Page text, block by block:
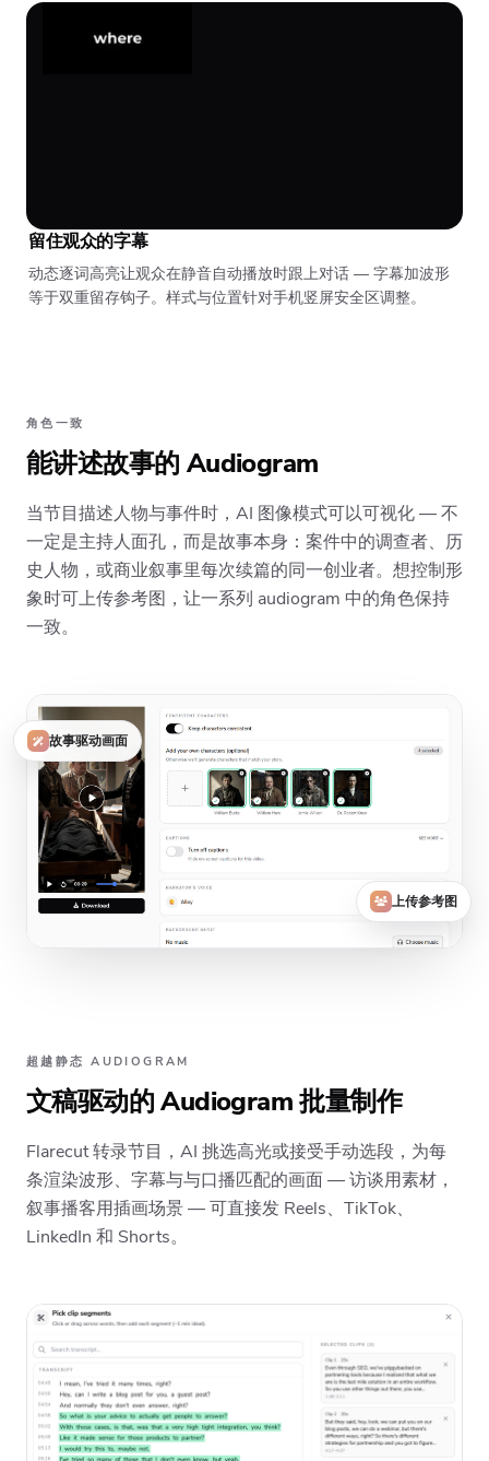
留住观众的字幕
动态逐词高亮让观众在静音自动播放时跟上对话 — 字幕加波形
等于双重留存钩子。样式与位置针对手机竖屏安全区调整。
角色一致
能讲述故事的 Audiogram
当节目描述人物与事件时，AI 图像模式可以可视化 — 不
一定是主持人面孔，而是故事本身：案件中的调查者、历
史人物，或商业叙事里每次续篇的同一创业者。想控制形
象时可上传参考图，让一系列 audiogram 中的角色保持
一致。
故事驱动画面
上传参考图
超越静态 AUDIOGRAM
文稿驱动的 Audiogram 批量制作
Flarecut 转录节目，AI 挑选高光或接受手动选段，为每
条渲染波形、字幕与与口播匹配的画面 — 访谈用素材，
叙事播客用插画场景 — 可直接发 Reels、TikTok、
LinkedIn 和 Shorts。